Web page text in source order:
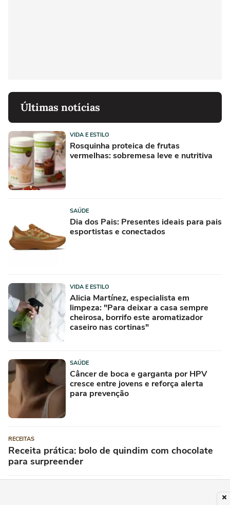
Últimas notícias
VIDA E ESTILO
Rosquinha proteica de frutas
vermelhas: sobremesa leve e nutritiva
SAÚDE
Dia dos Pais: Presentes ideais para pais
esportistas e conectados
VIDA E ESTILO
Alicia Martínez, especialista em
limpeza: "Para deixar a casa sempre
cheirosa, borrifo este aromatizador
caseiro nas cortinas"
SAÚDE
Câncer de boca e garganta por HPV
cresce entre jovens e reforça alerta
para prevenção
RECEITAS
Receita prática: bolo de quindim com chocolate
para surpreender